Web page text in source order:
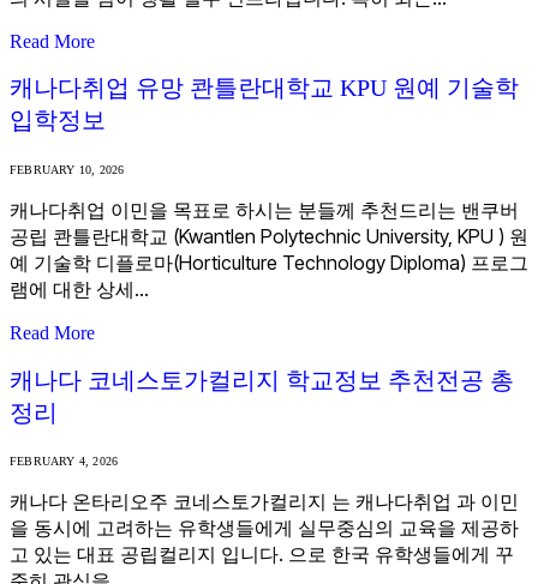
Read More
캐나다취업 유망 콴틀란대학교 KPU 원예 기술학
입학정보
FEBRUARY 10, 2026
캐나다취업 이민을 목표로 하시는 분들께 추천드리는 밴쿠버
공립 콴틀란대학교 (Kwantlen Polytechnic University, KPU ) 원
예 기술학 디플로마(Horticulture Technology Diploma) 프로그
램에 대한 상세…
Read More
캐나다 코네스토가컬리지 학교정보 추천전공 총
정리
FEBRUARY 4, 2026
캐나다 온타리오주 코네스토가컬리지 는 캐나다취업 과 이민
을 동시에 고려하는 유학생들에게 실무중심의 교육을 제공하
고 있는 대표 공립컬리지 입니다. 으로 한국 유학생들에게 꾸